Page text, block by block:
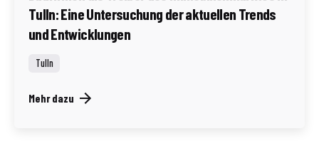
Tulln: Eine Untersuchung der aktuellen Trends
und Entwicklungen
Tulln
Mehr dazu